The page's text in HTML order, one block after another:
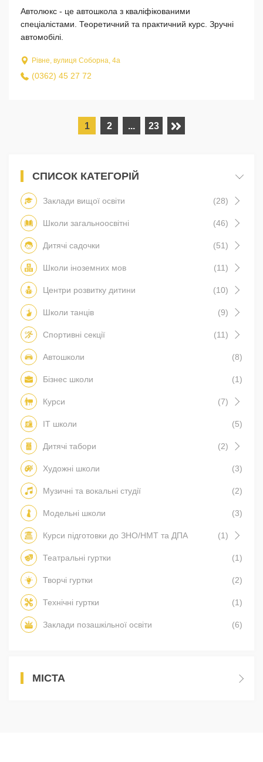
Автолюкс - це автошкола з кваліфікованими
спеціалістами. Теоретичний та практичний курс. Зручні
автомобілі.
Рівне, вулиця Соборна, 4а
(0362) 45 27 72
1 2 ... 23
СПИСОК КАТЕГОРІЙ
Заклади вищої освіти (28)
Школи загальноосвітні (46)
Дитячі садочки (51)
Школи іноземних мов (11)
Центри розвитку дитини (10)
Школи танців (9)
Спортивні секції (11)
Автошколи (8)
Бізнес школи (1)
Курси (7)
IT школи (5)
Дитячі табори (2)
Художні школи (3)
Музичні та вокальні студії (2)
Модельні школи (3)
Курси підготовки до ЗНО/НМТ та ДПА (1)
Театральні гуртки (1)
Творчі гуртки (2)
Технічні гуртки (1)
Заклади позашкільної освіти (6)
МІСТА